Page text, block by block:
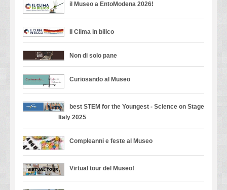
il Museo a EntoModena 2026!
Il Clima in bilico
Non di solo pane
Curiosando al Museo
best STEM for the Youngest - Science on Stage
Italy 2025
Compleanni e feste al Museo
Virtual tour del Museo!